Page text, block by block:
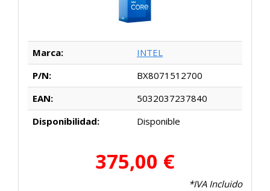
Marca:
INTEL
P/N:
BX8071512700
EAN:
5032037237840
Disponibilidad:
Disponible
375,00 €
*IVA Incluido